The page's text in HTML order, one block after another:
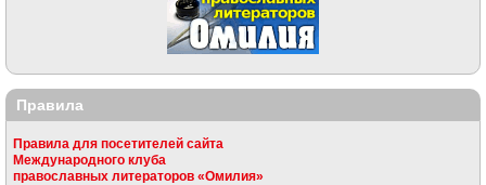
Правила
Правила для посетителей сайта
Международного клуба
православных литераторов «Омилия»